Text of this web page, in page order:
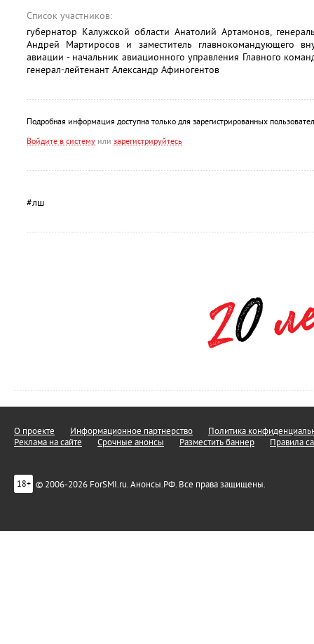
Список участников:
губернатор Калужской области Анатолий Артамонов,
Андрей Мартиросов и заместитель главнокомандующего
авиации - начальник авиационного управления Главного
генерал-лейтенант Александр Афиногентов
Подробная информация доступна только для зарегистрированных
Войдите в систему или зарегистрируйтесь
#лш
О проекте Информационное партнерство
Политика
Реклама на сайте
Срочные анонсы Разместить баннер Правила
18+ © 2006-2026 ForSMI.ru. Анонсы.РФ. Все права защищены.